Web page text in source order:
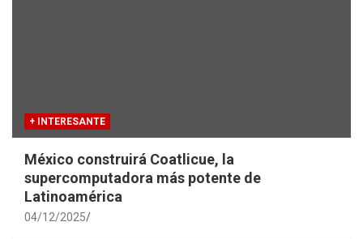
+ INTERESANTE
México construirá Coatlicue, la
supercomputadora más potente de
Latinoamérica
04/12/2025